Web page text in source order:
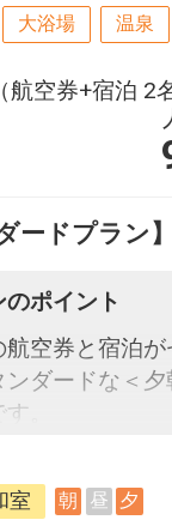
大浴場 温泉
（航空券+宿泊 2
ードプラン
のポイント
航空券と宿泊が
ンダードな＜
。
イナミックパ
市滞在はもち
室 朝 昼 夕